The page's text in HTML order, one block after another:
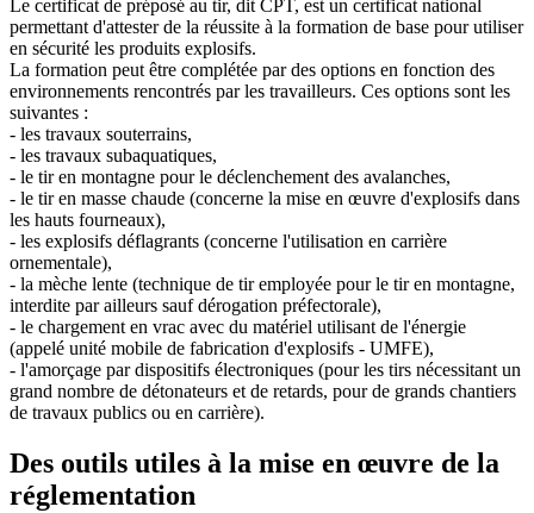
Le certificat de préposé au tir, dit CPT, est un certificat national
permettant d'attester de la réussite à la formation de base pour utiliser
en sécurité les produits explosifs.
La formation peut être complétée par des options en fonction des
environnements rencontrés par les travailleurs. Ces options sont les
suivantes :
- les travaux souterrains,
- les travaux subaquatiques,
- le tir en montagne pour le déclenchement des avalanches,
- le tir en masse chaude (concerne la mise en œuvre d'explosifs dans
les hauts fourneaux),
- les explosifs déflagrants (concerne l'utilisation en carrière
ornementale),
- la mèche lente (technique de tir employée pour le tir en montagne,
interdite par ailleurs sauf dérogation préfectorale),
- le chargement en vrac avec du matériel utilisant de l'énergie
(appelé unité mobile de fabrication d'explosifs - UMFE),
- l'amorçage par dispositifs électroniques (pour les tirs nécessitant un
grand nombre de détonateurs et de retards, pour de grands chantiers
de travaux publics ou en carrière).
Des outils utiles à la mise en œuvre de la
réglementation